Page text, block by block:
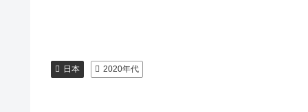
日本 2020年代